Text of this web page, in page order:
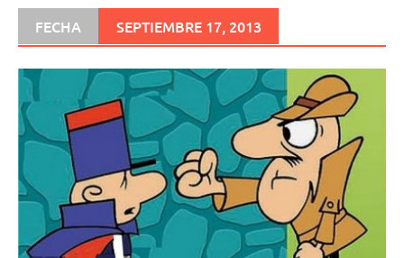
FECHA SEPTIEMBRE 17, 2013